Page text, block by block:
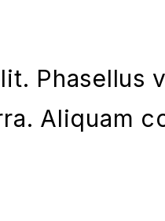
Phasellus
Aliquam